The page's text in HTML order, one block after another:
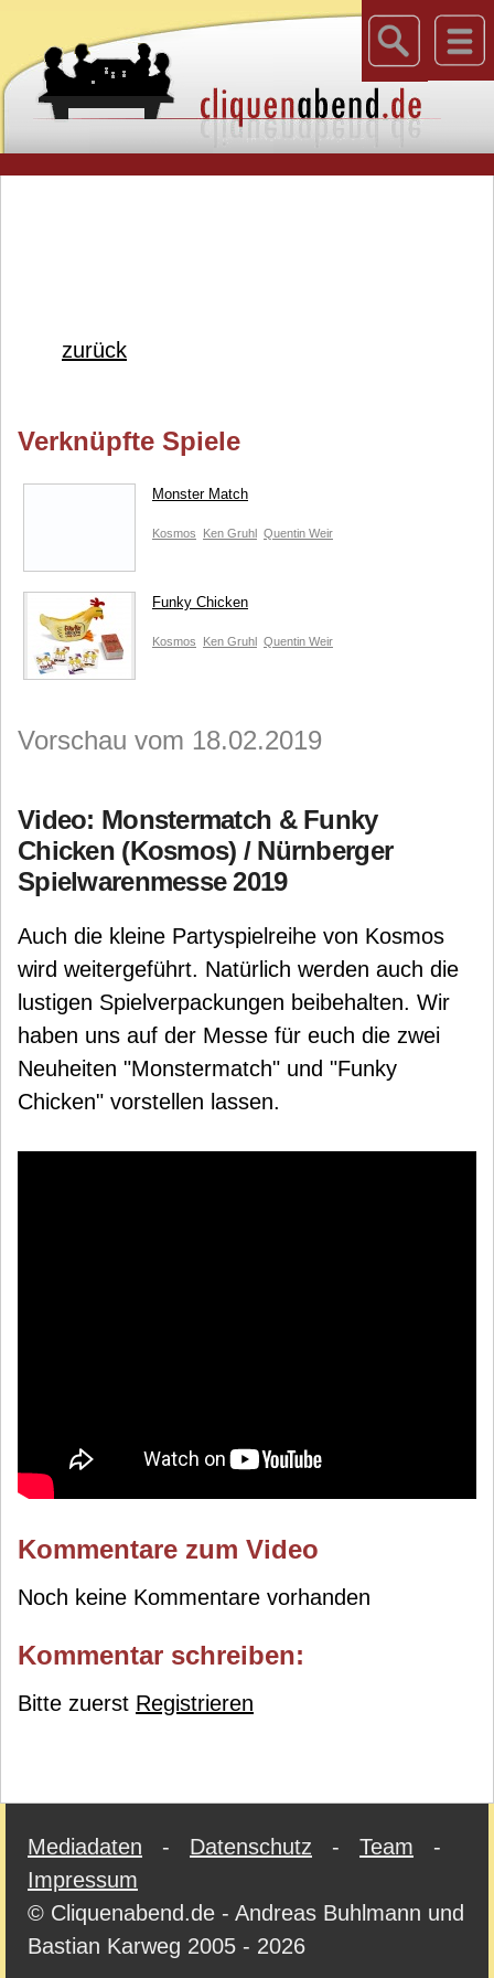
zurück
Verknüpfte Spiele
Monster Match
Kosmos Ken Gruhl Quentin Weir
Funky Chicken
Kosmos Ken Gruhl Quentin Weir
Vorschau vom 18.02.2019
Video: Monstermatch & Funky
Chicken (Kosmos) / Nürnberger
Spielwarenmesse 2019
Auch die kleine Partyspielreihe von Kosmos
wird weitergeführt. Natürlich werden auch die
lustigen Spielverpackungen beibehalten. Wir
haben uns auf der Messe für euch die zwei
Neuheiten "Monstermatch" und "Funky
Chicken" vorstellen lassen.
Kommentare zum Video
Noch keine Kommentare vorhanden
Kommentar schreiben:
Bitte zuerst Registrieren
Mediadaten - Datenschutz - Team -
Impressum
© Cliquenabend.de - Andreas Buhlmann und
Bastian Karweg 2005 - 2026